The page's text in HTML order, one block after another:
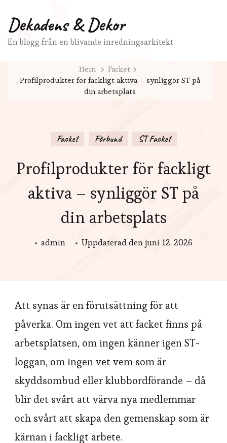
Dekadens & Dekor
En blogg från en blivande inredningsarkitekt
Hem
Facket
Profilprodukter för fackligt aktiva – synliggör ST på
din arbetsplats
Facket Förbund ST Facket
Profilprodukter för fackligt
aktiva – synliggör ST på
din arbetsplats
admin Uppdaterad denjuni 12, 2026
Att synas är en förutsättning för att
påverka. Om ingen vet att facket finns på
arbetsplatsen, om ingen känner igen ST-
loggan, om ingen vet vem som är
skyddsombud eller klubbordförande – då
blir det svårt att värva nya medlemmar
och svårt att skapa den gemenskap som är
kärnan i fackligt arbete.